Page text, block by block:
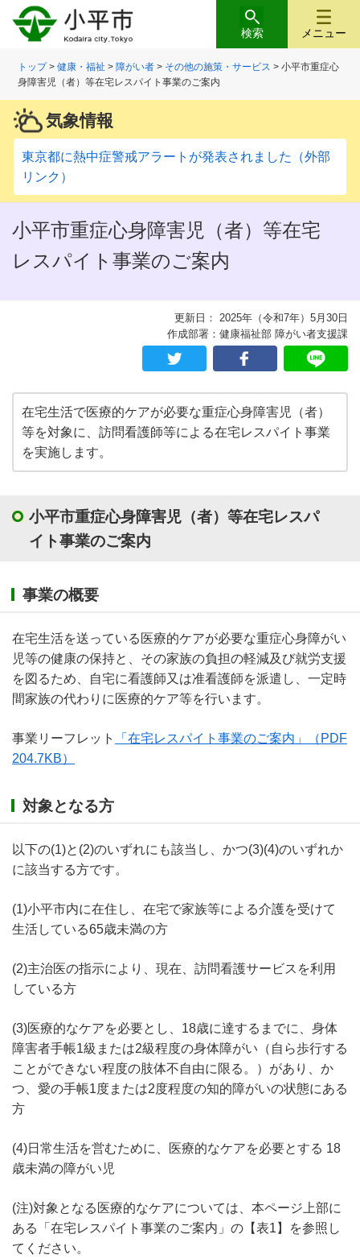
メニュー
検索
トップ>健康・福祉 > 障がい者 > その他の施策・サービス > 小平市重症心
身障害児（者）等在宅レスパイト事業のご案内
気象情報
東京都に熱中症警戒アラートが発表されました（外部
リンク）
小平市重症心身障害児（者）等在宅
レスパイト事業のご案内
更新日： 2025年（令和7年）5月30日
作成部署：健康福祉部 障がい者支援課
在宅生活で医療的ケアが必要な重症心身障害児（者）
等を対象に、訪問看護師等による在宅レスパイト事業
を実施します。
小平市重症心身障害児（者）等在宅レスパ
イト事業のご案内
事業の概要
在宅生活を送っている医療的ケアが必要な重症心身障がい
児等の健康の保持と、その家族の負担の軽減及び就労支援
を図るため、自宅に看護師又は准看護師を派遣し、一定時
間家族の代わりに医療的ケア等を行います。
事業リーフレット 「在宅レスパイト事業のご案内」
（PDF
204.7KB）
対象となる方
以下の(1)と(2)のいずれにも該当し、かつ(3)(4)のいずれか
に該当する方です。
(1)小平市内に在住し、在宅で家族等による介護を受けて
生活している65歳未満の方
(2)主治医の指示により、現在、訪問看護サービスを利用
している方
(3)医療的なケアを必要とし、18歳に達するまでに、身体
障害者手帳1級または2級程度の身体障がい（自ら歩行する
ことができない程度の肢体不自由に限る。）があり、か
つ、愛の手帳1度または2度程度の知的障がいの状態にある
方
(4)日常生活を営むために、医療的なケアを必要とする 18
歳未満の障がい児
(注)対象となる医療的なケアについては、本ページ上部に
ある「在宅レスパイト事業のご案内」の【表1】を参照し
てください。